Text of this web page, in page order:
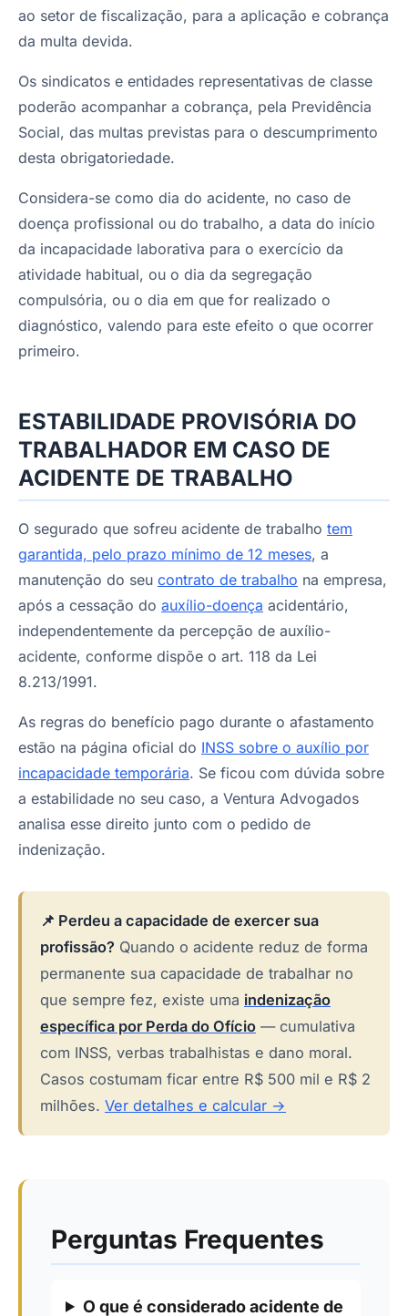
ao setor de fiscalização, para a aplicação e cobrança
da multa devida.
Os sindicatos e entidades representativas de classe
poderão acompanhar a cobrança, pela Previdência
Social, das multas previstas para o descumprimento
desta obrigatoriedade.
Considera-se como dia do acidente, no caso de
doença profissional ou do trabalho, a data do início
da incapacidade laborativa para o exercício da
atividade habitual, ou o dia da segregação
compulsória, ou o dia em que for realizado o
diagnóstico, valendo para este efeito o que ocorrer
primeiro.
ESTABILIDADE PROVISÓRIA DO
TRABALHADOR EM CASO DE
ACIDENTE DE TRABALHO
O segurado que sofreu acidente de trabalho tem
garantida, pelo prazo mínimo de 12 meses, a
manutenção do seu contrato de trabalho na empresa,
após a cessação do auxílio-doença acidentário,
independentemente da percepção de auxílio-
acidente, conforme dispõe o art. 118 da Lei
8.213/1991.
As regras do benefício pago durante o afastamento
estão na página oficial do INSS sobre o auxílio por
incapacidade temporária. Se ficou com dúvida sobre
a estabilidade no seu caso, a Ventura Advogados
analisa esse direito junto com o pedido de
indenização.
📌 Perdeu a capacidade de exercer sua
profissão? Quando o acidente reduz de forma
permanente sua capacidade de trabalhar no
que sempre fez, existe uma indenização
específica por Perda do Ofício — cumulativa
com INSS, verbas trabalhistas e dano moral.
Casos costumam ficar entre R$ 500 mil e R$ 2
milhões. Ver detalhes e calcular →
Perguntas Frequentes
O que é considerado acidente de